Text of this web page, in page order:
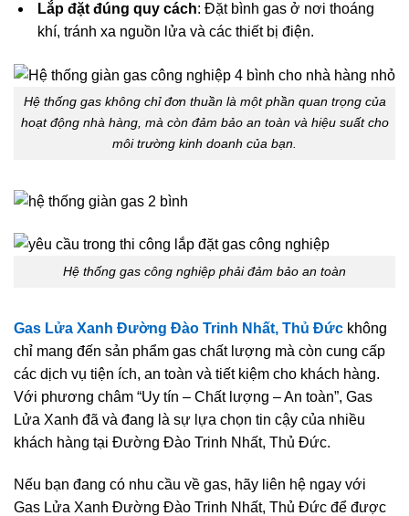
Lắp đặt đúng quy cách: Đặt bình gas ở nơi thoáng
khí, tránh xa nguồn lửa và các thiết bị điện.
Hệ thống gas không chỉ đơn thuần là một phần quan trọng của
hoạt động nhà hàng, mà còn đảm bảo an toàn và hiệu suất cho
môi trường kinh doanh của bạn.
Hệ thống gas công nghiệp phải đảm bảo an toàn
Gas Lửa Xanh Đường Đào Trinh Nhất, Thủ Đức không
chỉ mang đến sản phẩm gas chất lượng mà còn cung cấp
các dịch vụ tiện ích, an toàn và tiết kiệm cho khách hàng.
Với phương châm “Uy tín – Chất lượng – An toàn”, Gas
Lửa Xanh đã và đang là sự lựa chọn tin cậy của nhiều
khách hàng tại Đường Đào Trinh Nhất, Thủ Đức.
Nếu bạn đang có nhu cầu về gas, hãy liên hệ ngay với
Gas Lửa Xanh Đường Đào Trinh Nhất, Thủ Đức để được